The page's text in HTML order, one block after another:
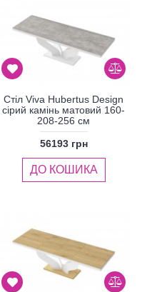
Стіл Viva Hubertus Design
сірий камінь матовий 160-
208-256 см
56193 грн
ДО КОШИКА